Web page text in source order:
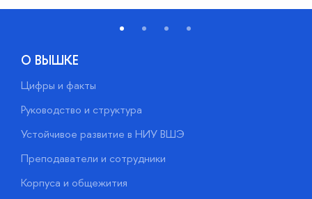
О ВЫШКЕ
Цифры и факты
Руководство и структура
Устойчивое развитие в НИУ ВШЭ
Преподаватели и сотрудники
Корпуса и общежития